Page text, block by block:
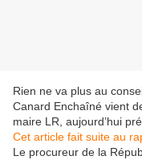
Rien ne va plus au
Canard Enchaîné vient
maire LR, aujourd’hui
Cet article fait suite au
Le procureur de la